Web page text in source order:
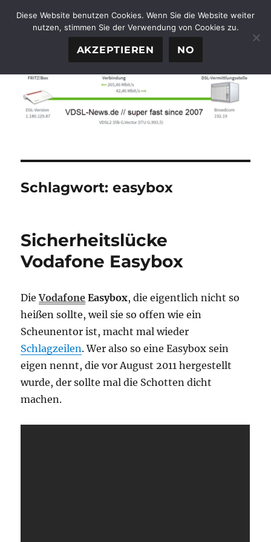
FTTH-News.de
Schlagwort:easybox
Sicherheitslücke
Vodafone Easybox
DieVodafone Easybox, die eigentlich nicht so
heißen sollte, weil sie so offen wie ein
Scheunentor ist, macht mal wieder
Schlagzeilen. Wer also so eine Easybox sein
eigen nennt, die vor August 2011 hergestellt
wurde, der sollte mal die Schotten dicht
machen.
Diese Website benutzen Cookies. Wenn Sie die Website weiter
nutzen, stimmen Sie der Verwendung von Cookies zu.
AKZEPTIEREN NO